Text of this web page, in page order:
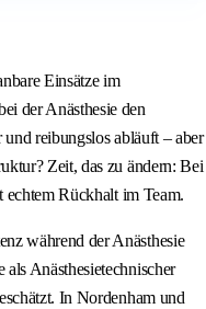
Einsätze im
der Anästhesie den
reibungslos abläuft – aber
Zeit, das zu ändern: Bei
Rückhalt im Team.
während der Anästhesie
Anästhesietechnischer
In Nordenham und